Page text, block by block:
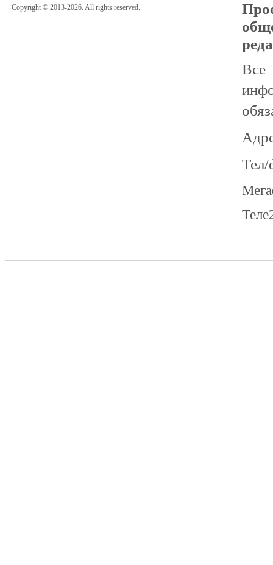
Copyright © 2013-2026. All rights reserved.